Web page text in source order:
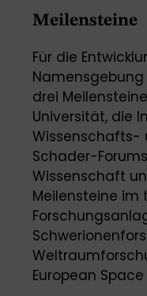
Meilensteine
Für die
drei
Universität, die
Wissenschafts-
Schader-
Wissenschaft
Meilensteine im
European